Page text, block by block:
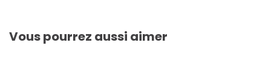
Vous pourrez aussi aimer